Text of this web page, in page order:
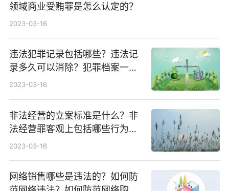
领域商业受贿罪是怎么认定的？
2023-03-16
违法犯罪记录包括哪些？违法记
录多久可以消除？犯罪档案一般
存放在哪里？
2023-03-16
非法经营的立案标准是什么？非
法经营罪客观上包括哪些行为方
式？
2023-03-16
网络销售哪些是违法的？如何防